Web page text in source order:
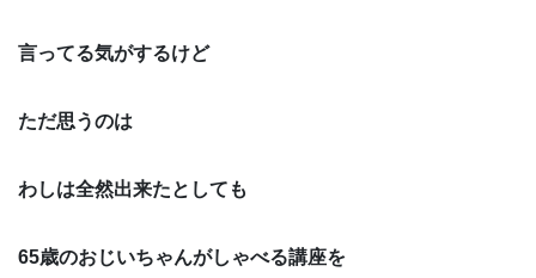
言ってる気がするけど
ただ思うのは
わしは全然出来たとしても
65歳のおじいちゃんがしゃべる講座を